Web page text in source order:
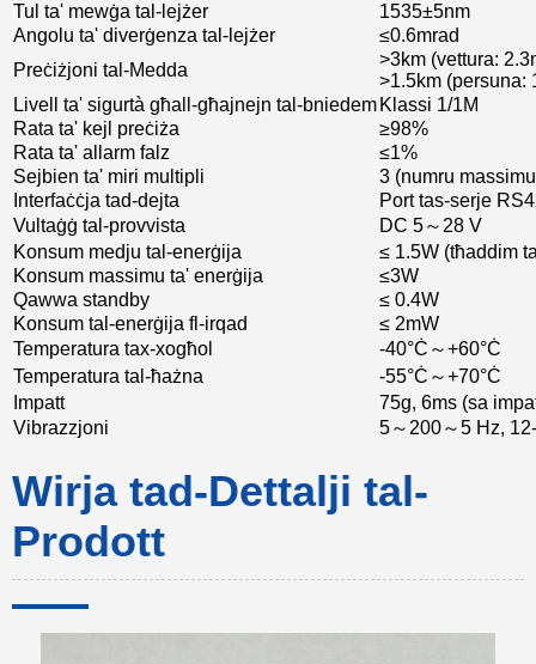
Tul ta' mewġa tal-lejżer
1535±5nm
Angolu ta' diverġenza tal-lejżer
≤0.6mrad
Preċiżjoni tal-Medda
>3km (vettura:
>1.5km (persuna:
Livell ta' sigurtà għall-għajnejn tal-bniedem Klassi 1/1M
Rata ta' kejl preċiża
≥98%
Rata ta' allarm falz
≤1%
Sejbien ta' miri multipli
3 (numru
Interfaċċja tad-dejta
Port tas-serje
Vultaġġ tal-provvista
DC 5～28 V
Konsum medju tal-enerġija
≤ 1.5W (tħaddim
Konsum massimu ta' enerġija
≤3W
Qawwa standby
≤ 0.4W
Konsum tal-enerġija fl-irqad
≤ 2mW
Temperatura tax-xogħol
-40°Ċ～+60°Ċ
Temperatura tal-ħażna
-55°Ċ～+70°Ċ
Impatt
75g, 6ms (sa
Vibrazzjoni
5～200～5 Hz,
Wirja tad-Dettalji tal-
Prodott